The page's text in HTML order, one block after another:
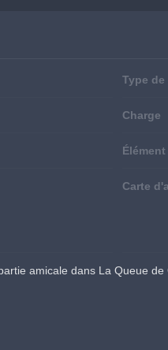
Type de
Charge
Élément
Carte
amicale dans La Queue de